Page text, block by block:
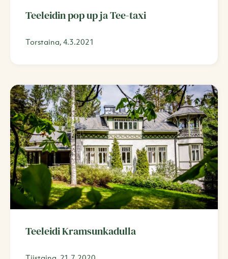
Teeleidin pop up ja Tee-taxi
Torstaina, 4.3.2021
Teeleidi Kramsunkadulla